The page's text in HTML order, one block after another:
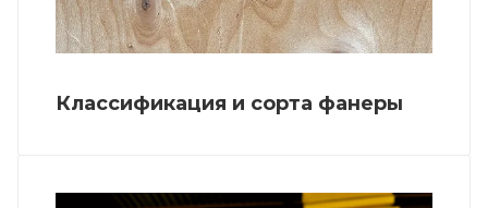
Классификация и сорта фанеры